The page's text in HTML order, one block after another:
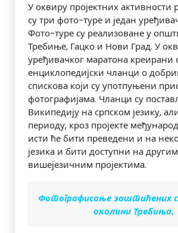
У оквиру пројектних активности
су три фото-­туре и један
Фото­-туре су реализоване у
Требиње, Гацко и Нови Град. У
уређивачког маратона креирани
енциклопедијски чланци о
спискова који су употпуњени
фотографијама. Чланци су
Википедију на српском језику,
периоду, кроз пројекте
исти ће бити преведени и на
језика и бити доступни на другим
вишејезичним пројектима.
Фотографисање заштићених
околини Требиња.